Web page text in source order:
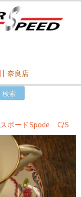
奈良店
スポードSpode C/S